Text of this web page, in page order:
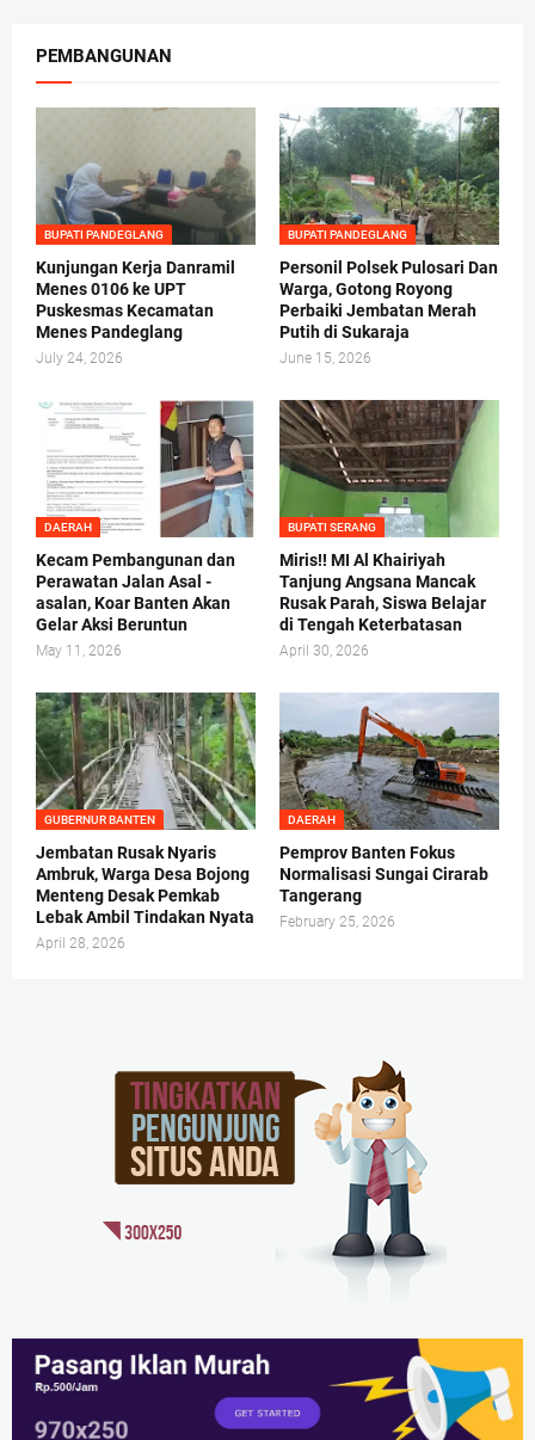
PEMBANGUNAN
BUPATI PANDEGLANG
Kunjungan Kerja Danramil
Menes 0106 ke UPT
Puskesmas Kecamatan
Menes Pandeglang
July 24, 2026
BUPATI PANDEGLANG
Personil Polsek Pulosari Dan
Warga, Gotong Royong
Perbaiki Jembatan Merah
Putih di Sukaraja
June 15, 2026
DAERAH
Kecam Pembangunan dan
Perawatan Jalan Asal -
asalan, Koar Banten Akan
Gelar Aksi Beruntun
May 11, 2026
BUPATI SERANG
Miris!! MI Al Khairiyah
Tanjung Angsana Mancak
Rusak Parah, Siswa Belajar
di Tengah Keterbatasan
April 30, 2026
GUBERNUR BANTEN
Jembatan Rusak Nyaris
Ambruk, Warga Desa Bojong
Menteng Desak Pemkab
Lebak Ambil Tindakan Nyata
April 28, 2026
DAERAH
Pemprov Banten Fokus
Normalisasi Sungai Cirarab
Tangerang
February 25, 2026